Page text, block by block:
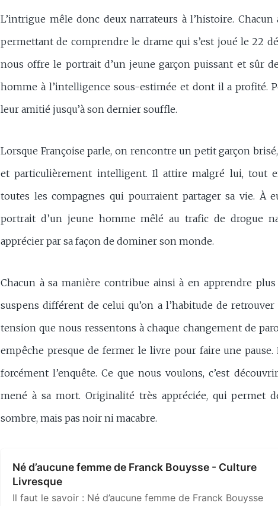
L’intrigue mêle donc deux narrateurs à l’histoire. Chacun
permettant de comprendre le drame qui s’est joué le 22
nous offre le portrait d’un jeune garçon puissant et sûr
homme à l’intelligence sous-estimée et dont il a profité.
leur amitié jusqu’à son dernier souffle.
Lorsque Françoise parle, on rencontre un petit garçon
et particulièrement intelligent. Il attire malgré lui, tout
toutes les compagnes qui pourraient partager sa vie. À
portrait d’un jeune homme mêlé au trafic de drogue
apprécier par sa façon de dominer son monde.
Chacun à sa manière contribue ainsi à en apprendre
suspens différent de celui qu’on a l’habitude de
tension que nous ressentons à chaque changement de
empêche presque de fermer le livre pour faire une
forcément l’enquête. Ce que nous voulons, c’est
mené à sa mort. Originalité très appréciée, qui permet
sombre, mais pas noir ni macabre.
Né d’aucune femme de Franck Bouysse - Culture
Livresque
Il faut le savoir : Né d’aucune femme de Franck Bouysse